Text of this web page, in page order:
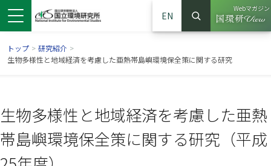
EN
サイト内検索
検索
Webマガジン
（別ウイ
トップ > 研究紹介 >
生物多様性と地域経済を考慮した亜熱帯島嶼環境保全策に関する研究
生物多様性と地域経済を考慮した亜熱
帯島嶼環境保全策に関する研究（平成